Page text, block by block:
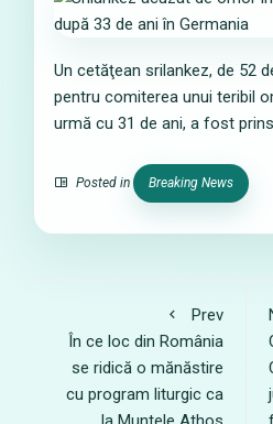
Un cetăţean srilankez, de 52
pentru comiterea unui teribil
urmă cu 31 de ani, a fost
Posted in Breaking News
Prev
În ce loc din România
se ridică o mănăstire
cu program liturgic ca